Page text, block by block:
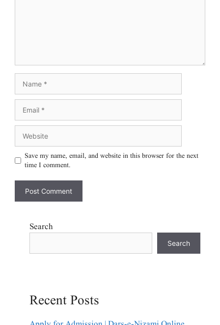
Save my name, email, and website in this browser for the next
time I comment.
Search
Search
Recent Posts